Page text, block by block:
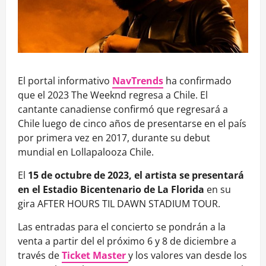
El portal informativo NavTrends ha confirmado
que el 2023 The Weeknd regresa a Chile. El
cantante canadiense confirmó que regresará a
Chile luego de cinco años de presentarse en el país
por primera vez en 2017, durante su debut
mundial en Lollapalooza Chile.
El 15 de octubre de 2023, el artista se presentará
en el Estadio Bicentenario de La Florida en su
gira AFTER HOURS TIL DAWN STADIUM TOUR.
Las entradas para el concierto se pondrán a la
venta a partir del el próximo 6 y 8 de diciembre a
través deTicket Mastery los valores van desde los